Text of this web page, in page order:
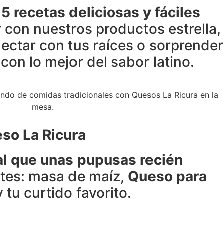
5 recetas deliciosas y fáciles
nuestros productos estrella,
con tus raíces o sorprender
lo mejor del sabor latino.
La Ricura
que unas pupusas recién
masa de maíz, Queso para
tu curtido favorito.